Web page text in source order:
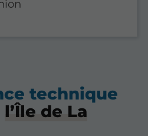
technique
l’Île de La